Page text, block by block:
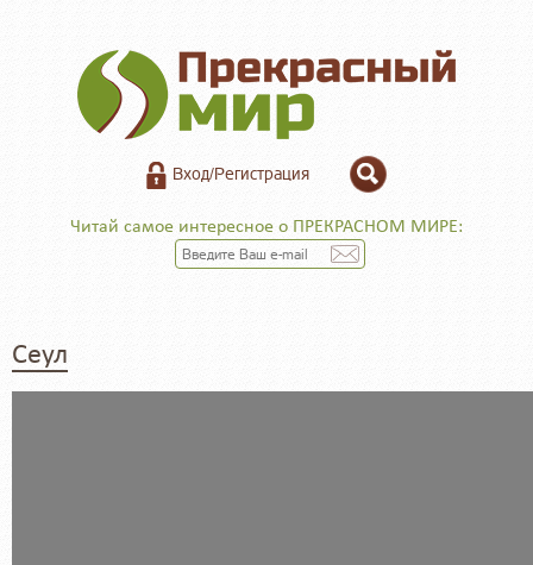
Вход/Регистрация
Читай самое интересное о ПРЕКРАСНОМ МИРЕ:
Сеул